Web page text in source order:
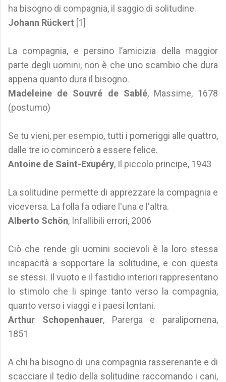
ha bisogno di compagnia, il saggio di solitudine.
Johann Rückert [1]
La compagnia, e persino l’amicizia della maggior
parte degli uomini, non è che uno scambio che dura
appena quanto dura il bisogno.
Madeleine de Souvré de Sablé, Massime, 1678
(postumo)
Se tu vieni, per esempio, tutti i pomeriggi alle quattro,
dalle tre io comincerò a essere felice.
Antoine de Saint-Exupéry, Il piccolo principe, 1943
La solitudine permette di apprezzare la compagnia e
viceversa. La folla fa odiare l'una e l'altra.
Alberto Schön, Infallibili errori, 2006
Ciò che rende gli uomini socievoli è la loro stessa
incapacità a sopportare la solitudine, e con questa
se stessi. Il vuoto e il fastidio interiori rappresentano
lo stimolo che li spinge tanto verso la compagnia,
quanto verso i viaggi e i paesi lontani.
Arthur Schopenhauer, Parerga e paralipomena,
1851
A chi ha bisogno di una compagnia rasserenante e di
scacciare il tedio della solitudine raccomando i cani,